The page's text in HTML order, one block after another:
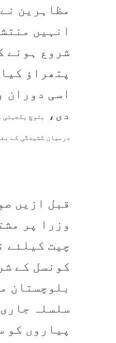
مظاہرین
انہیں
شروع ہونے
پتھراؤ
اسی دوران
دی،
بلوچ یکجہتی
درمیان کشیدگی کے
قبل ازیں
وزرا پر
چیت کیلئے
کونسل کے
سلسلہ
پیاروں کو